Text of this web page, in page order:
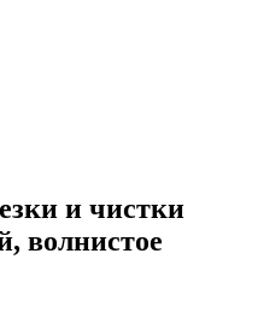
и чистки
волнистое